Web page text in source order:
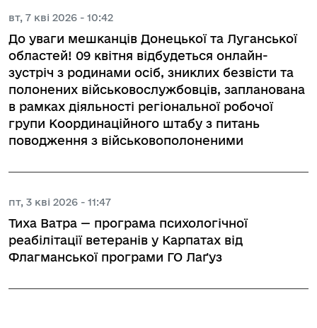
вт, 7 кві 2026 - 10:42
До уваги мешканців Донецької та Луганської
областей! 09 квітня відбудеться онлайн-
зустріч з родинами осіб, зниклих безвісти та
полонених військовослужбовців, запланована
в рамках діяльності регіональної робочої
групи Координаційного штабу з питань
поводження з військовополоненими
пт, 3 кві 2026 - 11:47
Тиха Ватра — програма психологічної
реабілітації ветеранів у Карпатах від
Флагманської програми ГО Лаґуз